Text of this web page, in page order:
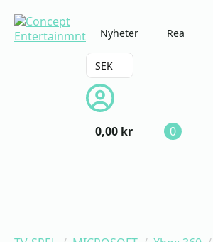
Nyheter Rea
SEK
0,00 kr 0